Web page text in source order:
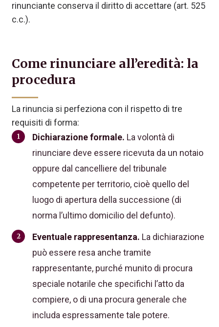
rinunciante conserva il diritto di accettare (art. 525
c.c.).
Come rinunciare all’eredità: la
procedura
La rinuncia si perfeziona con il rispetto di tre
requisiti di forma:
Dichiarazione formale. La volontà di
rinunciare deve essere ricevuta da un notaio
oppure dal cancelliere del tribunale
competente per territorio, cioè quello del
luogo di apertura della successione (di
norma l’ultimo domicilio del defunto).
Eventuale rappresentanza. La dichiarazione
può essere resa anche tramite
rappresentante, purché munito di procura
speciale notarile che specifichi l’atto da
compiere, o di una procura generale che
includa espressamente tale potere.